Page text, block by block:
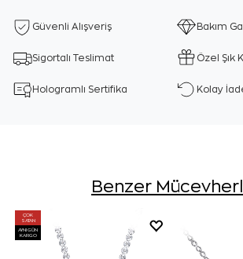
Güvenli Alışveriş Bakım
Sigortalı Teslimat Özel Şık
Hologramlı Sertifika Kolay
Benzer
ÇOK
SATAN
AYNI GÜN
KARGO